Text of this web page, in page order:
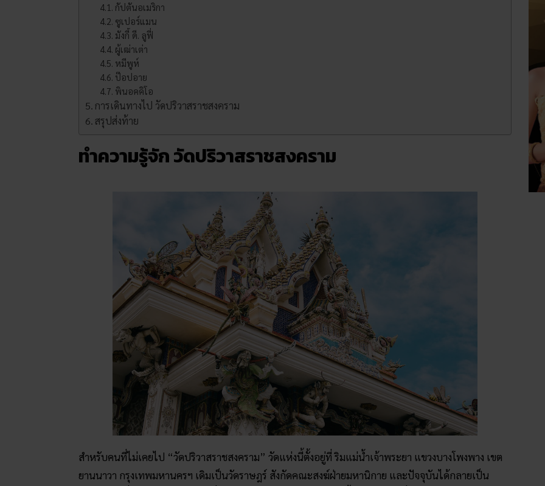
กัปตันอเมริกา
ซูเปอร์แมน
มังกี้ ดี. ลูฟี่
ผู้เฒ่าเต่า
หมีพูห์
ป๊อปอาย
พินอคคิโอ
การเดินทางไป วัดปริวาสราชสงคราม
สรุปส่งท้าย
ทำความรู้จัก วัดปริวาสราชสงคราม
สำหรับคนที่ไม่เคยไป “วัดปริวาสราชสงคราม” วัดแห่งนี้ตั้งอยู่ที่ ริมแม่น้ำเจ้าพระยา แขวงบางโพงพาง เขต
ยานนาวา กรุงเทพมหานครฯ เดิมเป็นวัดราษฎร์ สังกัดคณะสงฆ์ฝ่ายมหานิกาย และปัจจุบันได้กลายเป็น